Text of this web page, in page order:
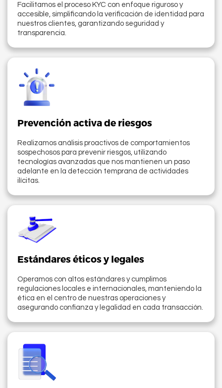
Facilitamos el proceso KYC con enfoque riguroso y
accesible, simplificando la verificación de identidad para
nuestros clientes, garantizando seguridad y
transparencia.
Prevención activa de riesgos
Realizamos análisis proactivos de comportamientos
sospechosos para prevenir riesgos, utilizando
tecnologías avanzadas que nos mantienen un paso
adelante en la detección temprana de actividades
ilícitas.
Estándares éticos y legales
Operamos con altos estándares y cumplimos
regulaciones locales e internacionales, manteniendo la
ética en el centro de nuestras operaciones y
asegurando confianza y legalidad en cada transacción.